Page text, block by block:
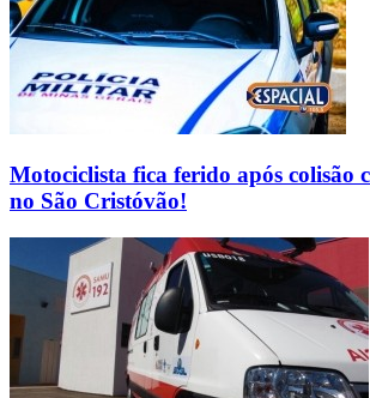
Motociclista fica ferido após colisão
no São Cristóvão!